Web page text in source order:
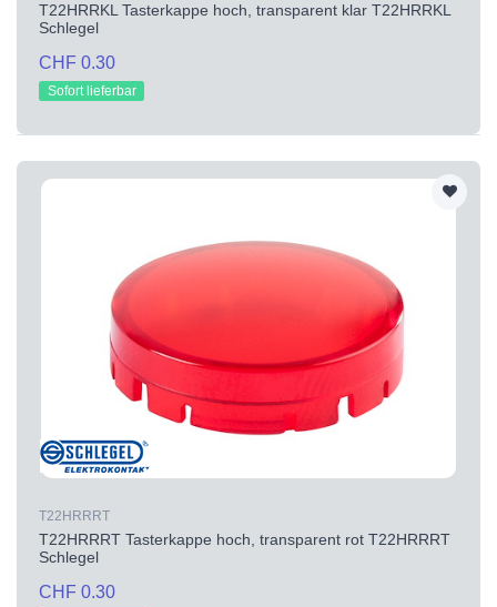
T22HRRKL Tasterkappe hoch, transparent klar T22HRRKL
Schlegel
CHF 0.30
Sofort lieferbar
T22HRRRT
T22HRRRT Tasterkappe hoch, transparent rot T22HRRRT
Schlegel
CHF 0.30